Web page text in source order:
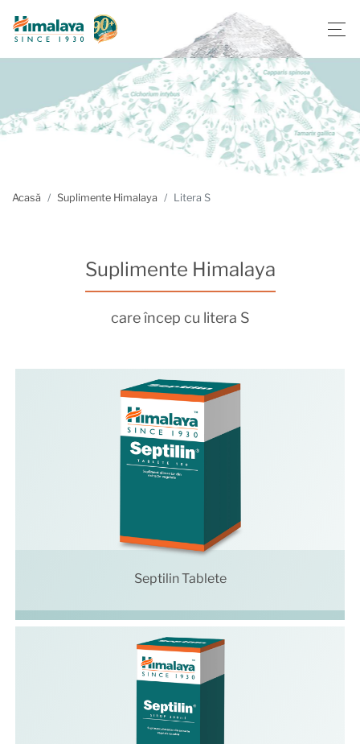
Acasă Suplimente Himalaya Litera S
Suplimente Himalaya
care încep cu litera S
Septilin Tablete